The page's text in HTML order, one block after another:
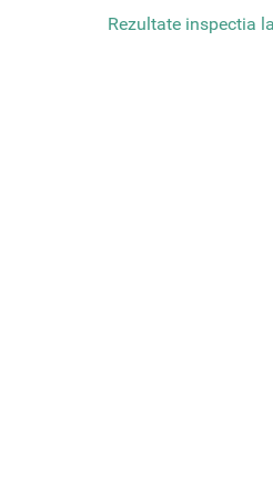
Rezultate inspectia